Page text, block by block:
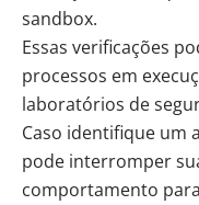
sandbox.
Essas verificações
processos em
laboratórios de
Caso identifique um
pode interromper
comportamento